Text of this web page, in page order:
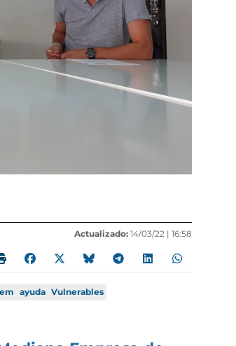
Actualizado: 14/03/22 | 16:58
ayuda Vulnerables